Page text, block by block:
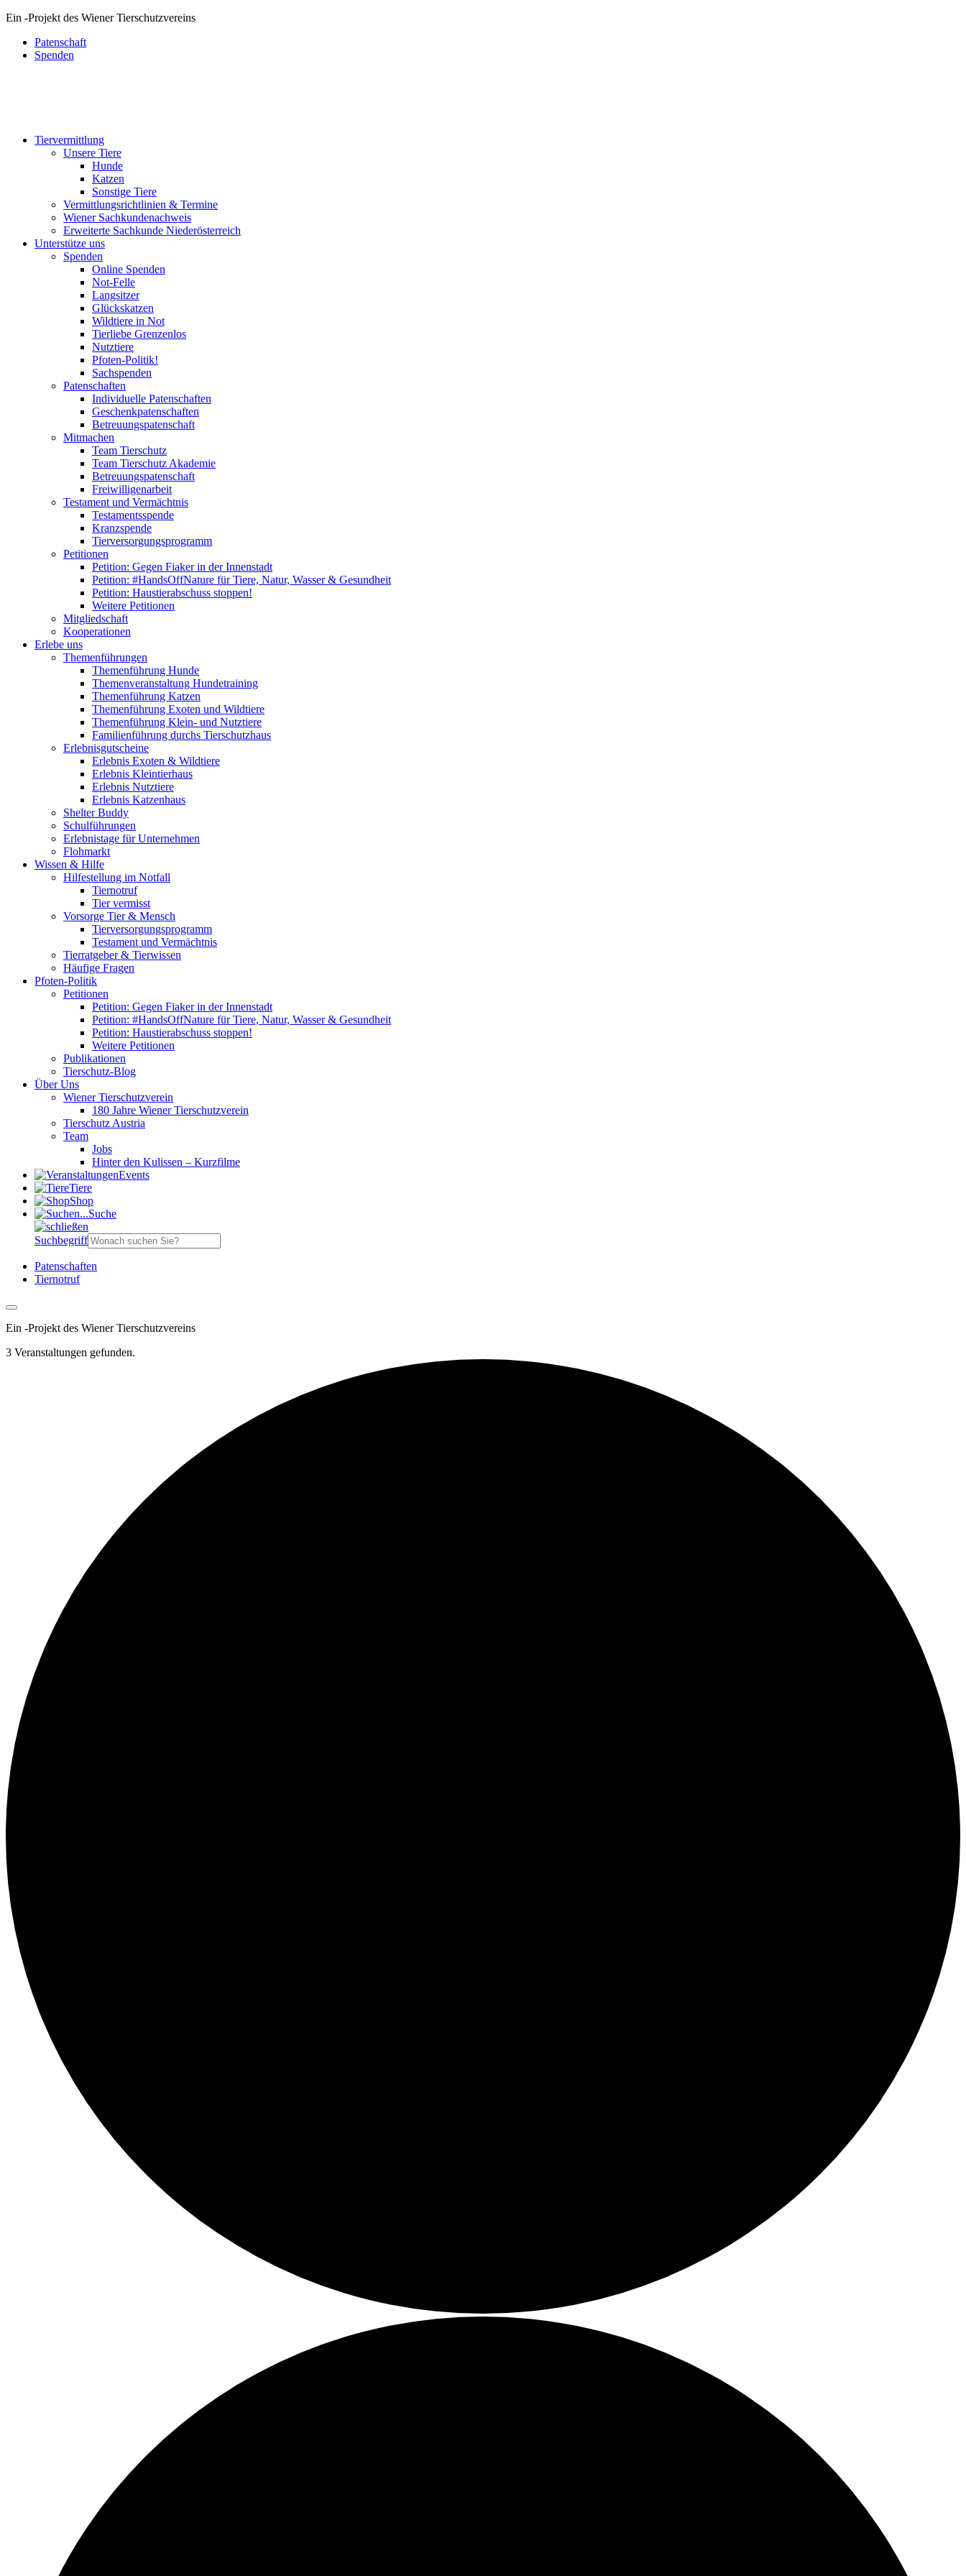
Ein -Projekt des Wiener Tierschutzvereins
Patenschaft
Spenden
Tiervermittlung
Unsere Tiere
Hunde
Katzen
Sonstige Tiere
Vermittlungsrichtlinien & Termine
Wiener Sachkundenachweis
Erweiterte Sachkunde Niederösterreich
Unterstütze uns
Spenden
Online Spenden
Not-Felle
Langsitzer
Glückskatzen
Wildtiere in Not
Tierliebe Grenzenlos
Nutztiere
Pfoten-Politik!
Sachspenden
Patenschaften
Individuelle Patenschaften
Geschenkpatenschaften
Betreuungspatenschaft
Mitmachen
Team Tierschutz
Team Tierschutz Akademie
Betreuungspatenschaft
Freiwilligenarbeit
Testament und Vermächtnis
Testamentsspende
Kranzspende
Tierversorgungsprogramm
Petitionen
Petition: Gegen Fiaker in der Innenstadt
Petition: #HandsOffNature für Tiere, Natur, Wasser & Gesundheit
Petition: Haustierabschuss stoppen!
Weitere Petitionen
Mitgliedschaft
Kooperationen
Erlebe uns
Themenführungen
Themenführung Hunde
Themenveranstaltung Hundetraining
Themenführung Katzen
Themenführung Exoten und Wildtiere
Themenführung Klein- und Nutztiere
Familienführung durchs Tierschutzhaus
Erlebnisgutscheine
Erlebnis Exoten & Wildtiere
Erlebnis Kleintierhaus
Erlebnis Nutztiere
Erlebnis Katzenhaus
Shelter Buddy
Schulführungen
Erlebnistage für Unternehmen
Flohmarkt
Wissen & Hilfe
Hilfestellung im Notfall
Tiernotruf
Tier vermisst
Vorsorge Tier & Mensch
Tierversorgungsprogramm
Testament und Vermächtnis
Tierratgeber & Tierwissen
Häufige Fragen
Pfoten-Politik
Petitionen
Petition: Gegen Fiaker in der Innenstadt
Petition: #HandsOffNature für Tiere, Natur, Wasser & Gesundheit
Petition: Haustierabschuss stoppen!
Weitere Petitionen
Publikationen
Tierschutz-Blog
Über Uns
Wiener Tierschutzverein
180 Jahre Wiener Tierschutzverein
Tierschutz Austria
Team
Jobs
Hinter den Kulissen – Kurzfilme
Events
Tiere
Shop
Suche
Suchbegriff
Patenschaften
Tiernotruf
Ein -Projekt des Wiener Tierschutzvereins
3 Veranstaltungen gefunden.